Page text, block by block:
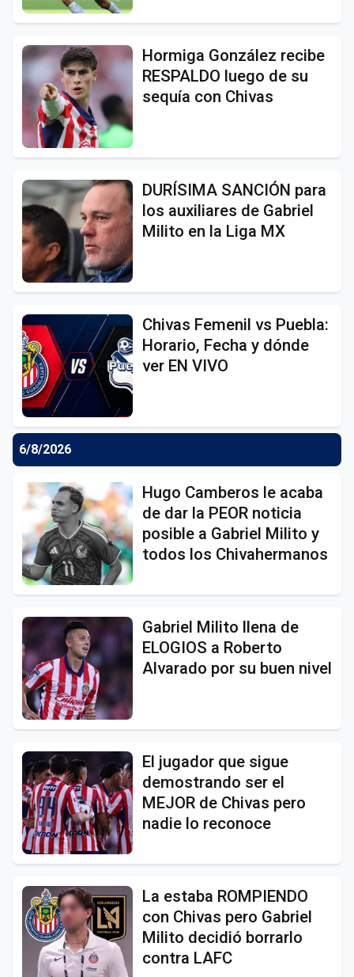
Hormiga González recibe
RESPALDO luego de su
sequía con Chivas
DURÍSIMA SANCIÓN para
los auxiliares de Gabriel
Milito en la Liga MX
Chivas Femenil vs Puebla:
Horario, Fecha y dónde
ver EN VIVO
6/8/2026
Hugo Camberos le acaba
de dar la PEOR noticia
posible a Gabriel Milito y
todos los Chivahermanos
Gabriel Milito llena de
ELOGIOS a Roberto
Alvarado por su buen nivel
El jugador que sigue
demostrando ser el
MEJOR de Chivas pero
nadie lo reconoce
La estaba ROMPIENDO
con Chivas pero Gabriel
Milito decidió borrarlo
contra LAFC